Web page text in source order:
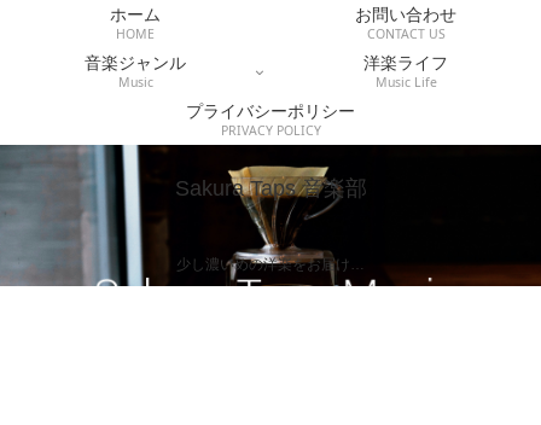
Sakura Taps 音楽部
少し濃いめの洋楽をお届け…
ホーム
HOME
お問い合わせ
CONTACT US
音楽ジャンル
Music
洋楽ライフ
Music Life
プライバシーポリシー
PRIVACY POLICY